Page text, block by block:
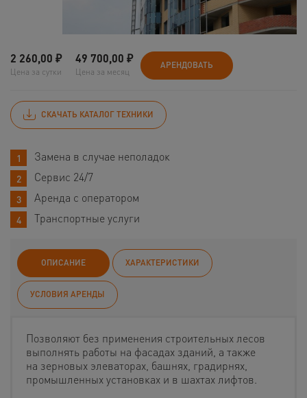
2 260,00 ₽
Цена за сутки
49 700,00 ₽
Цена за месяц
АРЕНДОВАТЬ
СКАЧАТЬ КАТАЛОГ ТЕХНИКИ
Замена в случае неполадок
Сервис 24/7
Аренда с оператором
Транспортные услуги
ОПИСАНИЕ ХАРАКТЕРИСТИКИ
УСЛОВИЯ АРЕНДЫ
Позволяют без применения строительных лесов
выполнять работы на фасадах зданий, а также
на зерновых элеваторах, башнях, градирнях,
промышленных установках и в шахтах лифтов.